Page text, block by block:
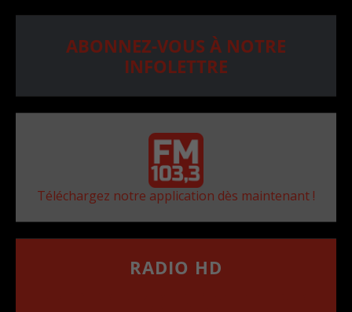
ABONNEZ-VOUS À NOTRE
INFOLETTRE
Téléchargez notre application dès maintenant !
RADIO HD